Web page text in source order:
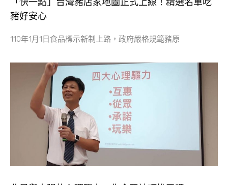
豬好安心
110年1月1日食品標示新制上路，政府嚴格規範豬原